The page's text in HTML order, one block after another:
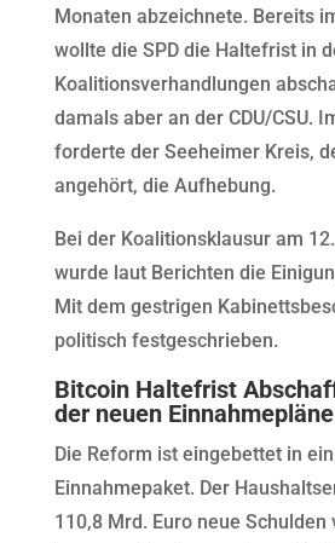
Monaten abzeichnete. Bereits
wollte die SPD die Haltefrist in
Koalitionsverhandlungen
damals aber an der CDU/CSU.
forderte der Seeheimer Kreis,
angehört, die Aufhebung.
Bei der Koalitionsklausur am
wurde laut Berichten die
Mit dem gestrigen
politisch festgeschrieben.
Bitcoin Haltefrist
der neuen Einnahmepläne
Die Reform ist eingebettet in
Einnahmepaket. Der
110,8 Mrd. Euro neue Schulden